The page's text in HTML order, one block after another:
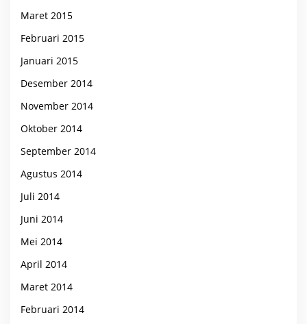
Maret 2015
Februari 2015
Januari 2015
Desember 2014
November 2014
Oktober 2014
September 2014
Agustus 2014
Juli 2014
Juni 2014
Mei 2014
April 2014
Maret 2014
Februari 2014